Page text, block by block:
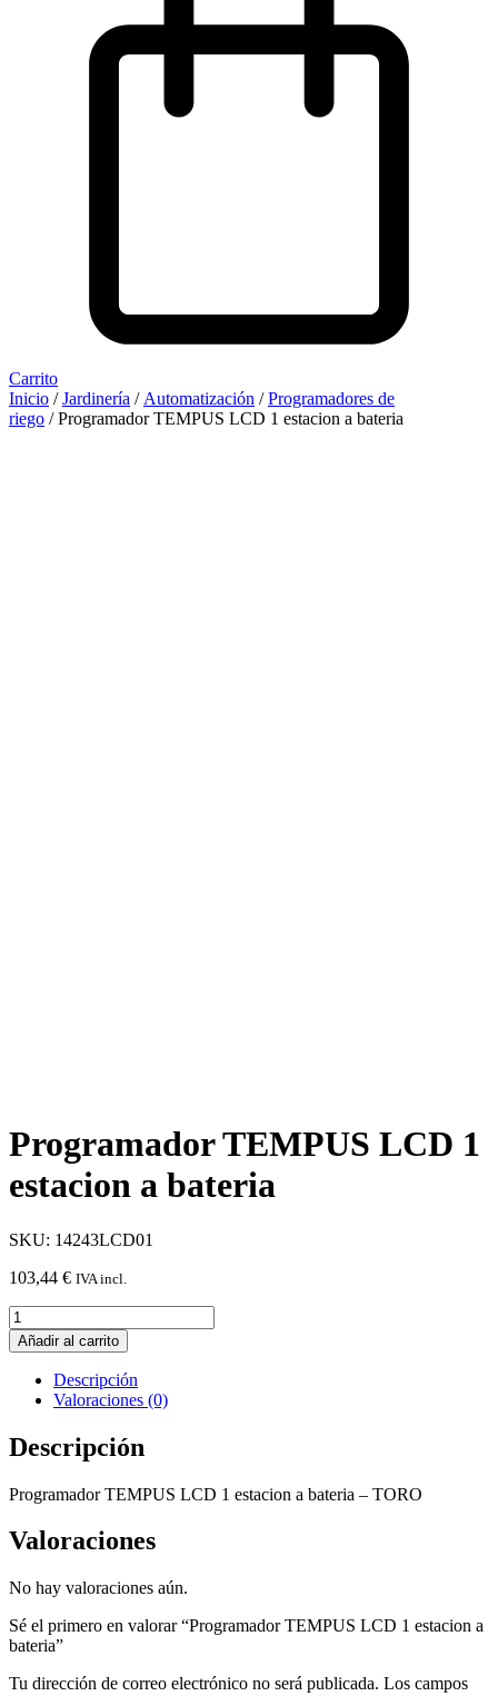
Carrito
Inicio /Jardinería / Automatización /Programadores de
riego / Programador TEMPUS LCD 1 estacion a bateria
Programador TEMPUS LCD 1
estacion a bateria
SKU: 14243LCD01
103,44 € IVA incl.
Programador
TEMPUS
LCD
estacion
bateria
cantidad
Añadir al carrito
Descripción
Valoraciones (0)
Descripción
Programador TEMPUS LCD 1 estacion a bateria – TORO
Valoraciones
No hay valoraciones aún.
Sé el primero en valorar “Programador TEMPUS LCD 1 estacion a
bateria”
Tu dirección de correo electrónico no será publicada. Los campos